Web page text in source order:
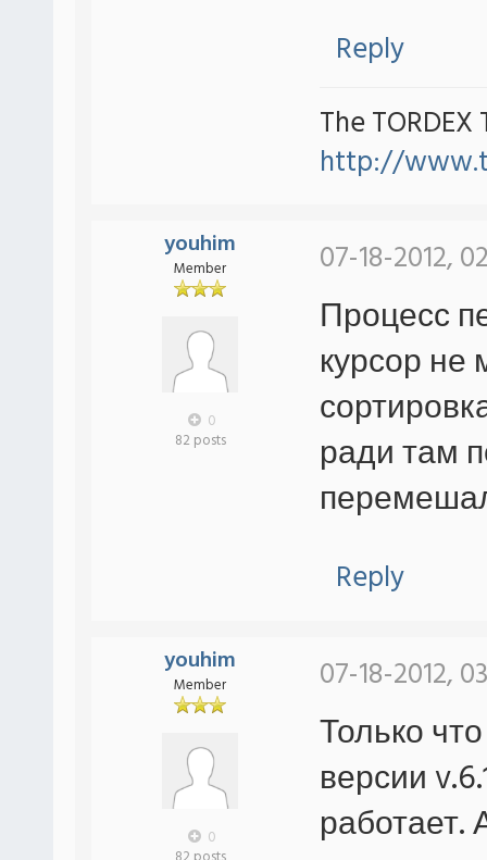
Reply
The TORDEX
http://
youhim
Member
0
82 posts
07-18-2012,
Процесс
курсор не
ради там
Reply
youhim
Member
0
07-18-2012,
Только
версии
работает.